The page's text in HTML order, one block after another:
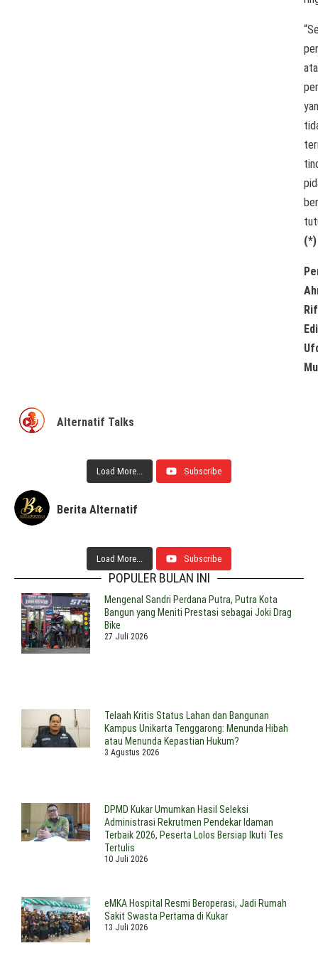
(*)
Alternatif Talks
Load More... Subscribe
Berita Alternatif
Load More... Subscribe
POPULER BULAN INI
Mengenal Sandri Perdana Putra, Putra Kota
Bangun yang Meniti Prestasi sebagai Joki Drag
Bike
27 Juli 2026
Telaah Kritis Status Lahan dan Bangunan
Kampus Unikarta Tenggarong: Menunda Hibah
atau Menunda Kepastian Hukum?
3 Agustus 2026
DPMD Kukar Umumkan Hasil Seleksi
Administrasi Rekrutmen Pendekar Idaman
Terbaik 2026, Peserta Lolos Bersiap Ikuti Tes
Tertulis
10 Juli 2026
eMKA Hospital Resmi Beroperasi, Jadi Rumah
Sakit Swasta Pertama di Kukar
13 Juli 2026